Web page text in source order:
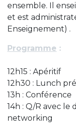
ensemble. Il
et est
Enseignement) .
Programme :
12h15 : Apéritif
12h30 : Lunch
13h : Conférence
14h : Q/R avec le
networking